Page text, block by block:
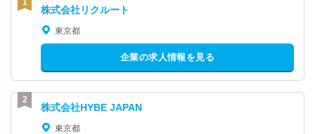
株式会社リクルート
東京都
企業の求人情報を見る
株式会社HYBE JAPAN
東京都